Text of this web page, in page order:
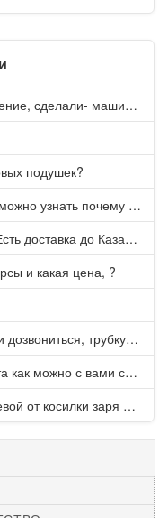
Подогнал сделать развал-схождение, сделали- машина уходит на право и колеса проверил все хорошо с атмосферами ужас как можно делать авто, не ужели не берегут свою репутацию, не советую.
подушек?
Номер телефона действующий можно узнать почему номер неправельный
Здравствуйте, есть в продаже? Есть доставка до Казани?
и какая цена, ?
как к вам попасть на прием? Или дозвониться, трубку не берете.
Добрый день скажите пожалуйста как можно с вами связаться . Телефон не отвечает .Заказала кухню в тц Хороший есть претензии а менеджер контактов не дает .Что делать?
У Вас можно заказать вал шлицевой от косилки заря для мтз, который соединяет мотоблок с косилкой.?